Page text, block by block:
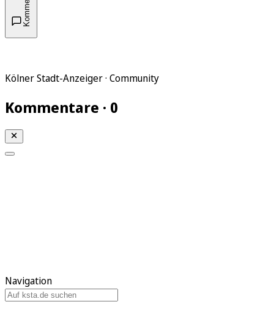
Kölner Stadt-Anzeiger · Community
Kommentare · 0
Navigation